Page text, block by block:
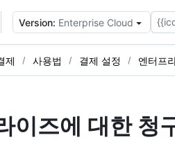
Version: Enterprise Cloud
제 사용법 결제 설정 엔터프
이즈에 대한 청